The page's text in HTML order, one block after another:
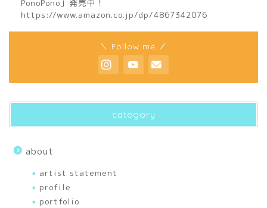
PonoPono」発売中！
https://www.amazon.co.jp/dp/4867342076
＼ Follow me ／
category
about
artist statement
profile
portfolio
biography